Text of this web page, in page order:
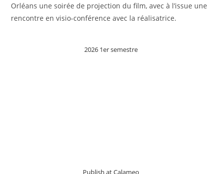
Orléans une soirée de projection du film, avec à l’issue une
rencontre en visio-conférence avec la réalisatrice.
2026 1er semestre
Publish at Calameo